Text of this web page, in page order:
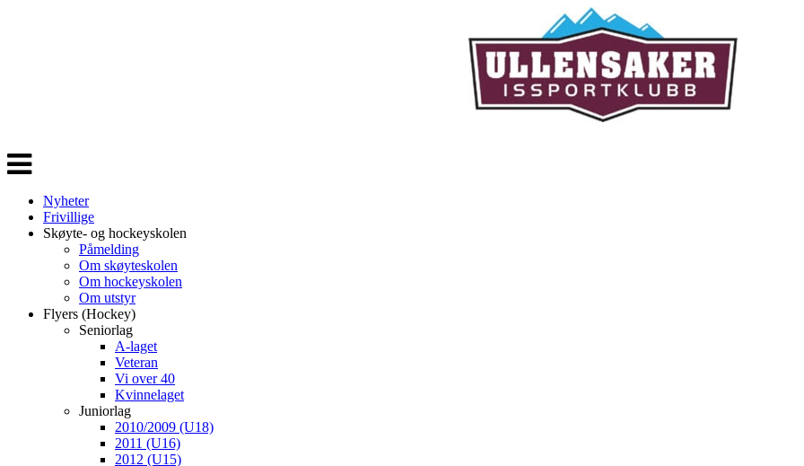
Veksle
navigasjon
Nyheter
Frivillige
Skøyte- og hockeyskolen
Påmelding
Om skøyteskolen
Om hockeyskolen
Om utstyr
Flyers (Hockey)
Seniorlag
A-laget
Veteran
Vi over 40
Kvinnelaget
Juniorlag
2010/2009 (U18)
2011 (U16)
2012 (U15)